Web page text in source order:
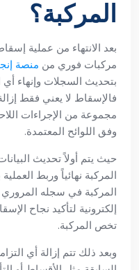
المركبة؟
بعد الانتهاء من عملية
مركبات فوري من منصة
بتحديث السجلات وإنهاء
فالإسقاط لا يعني فقط
مجموعة من الإجراءات
وفق اللوائح المعتمدة.
حيث يتم أولاً تحديث
المركبة نهائياً وربط
المركبة في سجله
إلكترونية لتأكيد نجاح
تخص المركبة.
وبعد ذلك تتم إزالة أي